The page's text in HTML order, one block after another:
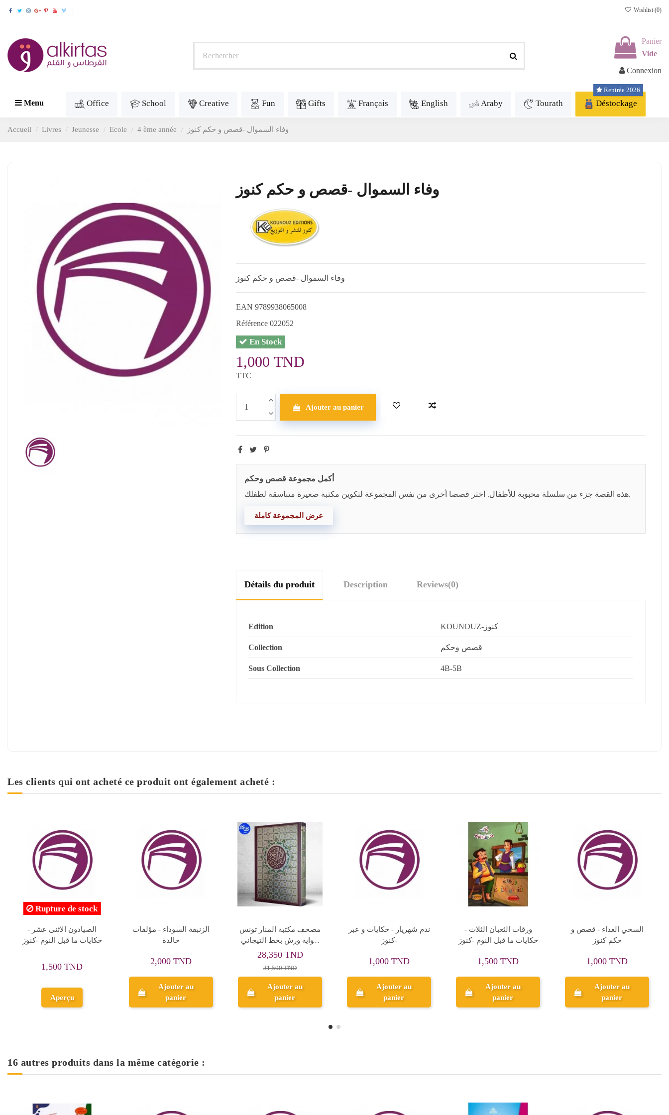
Wishlist (0)
Panier
Vide
Connexion
Menu Office School Creative Fun Gifts Français English Araby Tourath Déstockage
Rentrée 2026
Accueil Livres Jeunesse Ecole 4 ème année وفاء السموال -قصص و حكم كنوز
وفاء السموال -قصص و حكم كنوز
وفاء السموال -قصص و حكم كنوز
EAN 9789938065008
Référence 022052
En Stock
1,000 TND
TTC
Ajouter au panier
أكمل مجموعة قصص وحكم
هذه القصة جزء من سلسلة محبوبة للأطفال. اختر قصصا أخرى من نفس المجموعة لتكوين مكتبة صغيرة متناسقة لطفلك.
عرض المجموعة كاملة
Détails du produit Description Reviews(0)
Edition KOUNOUZ-كنوز
Collection قصص وحكم
Sous Collection 4B-5B
Les clients qui ont acheté ce produit ont également acheté :
مصحف مكتبة المنار تونس
برواية ورش بخط التيجاني
31,500 TND
Ajouter au
panier
ندم شهريار - حكايات و عبر
-كنوز
1,000 TND
Ajouter au
panier
ورقات الثعبان الثلاث -
حكايات ما قبل النوم -كنوز
1,500 TND
Ajouter au
panier
السخي العداء - قصص و
حكم كنوز
1,000 TND
Ajouter au
panier
كذب المنجمون - حكايات و
عبر -كنوز
1,000 TND
Ajouter au
panier
اسحاق نيوتن - مؤلفات
خالدة
2,000 TND
Ajouter au
panier
16 autres produits dans la même catégorie :